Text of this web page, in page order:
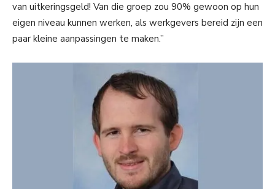
van uitkeringsgeld! Van die groep zou 90% gewoon op hun
eigen niveau kunnen werken, als werkgevers bereid zijn een
paar kleine aanpassingen te maken.”